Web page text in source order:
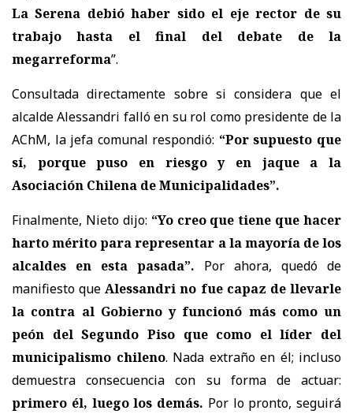
La Serena debió haber sido el eje rector de su
trabajo hasta el final del debate de la
megarreforma”.
Consultada directamente sobre si considera que el
alcalde Alessandri falló en su rol como presidente de la
AChM, la jefa comunal respondió: “Por supuesto que
sí, porque puso en riesgo y en jaque a la
Asociación Chilena de Municipalidades”.
Finalmente, Nieto dijo: “Yo creo que tiene que hacer
harto mérito para representar a la mayoría de los
alcaldes en esta pasada”. Por ahora, quedó de
manifiesto queAlessandri no fue capaz de llevarle
la contra al Gobierno y funcionó más como un
peón del Segundo Piso que como el líder del
municipalismo chileno. Nada extraño en él; incluso
demuestra consecuencia con su forma de actuar:
primero él, luego los demás. Por lo pronto, seguirá